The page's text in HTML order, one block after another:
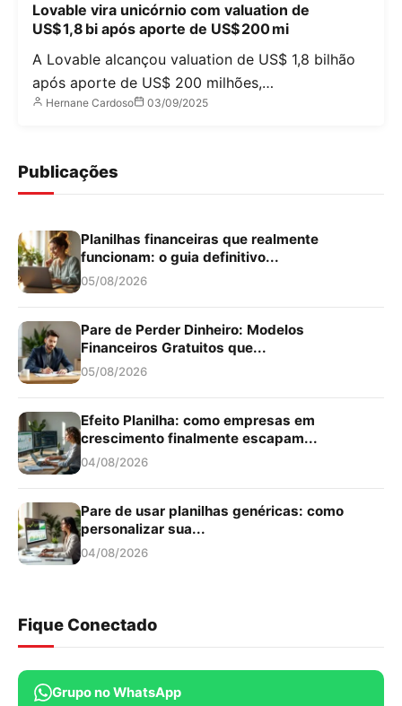
Lovable vira unicórnio com valuation de
US$ 1,8 bi após aporte de US$ 200 mi
A Lovable alcançou valuation de US$ 1,8 bilhão
após aporte de US$ 200 milhões,…
Hernane Cardoso 03/09/2025
Publicações
Planilhas financeiras que realmente
funcionam: o guia definitivo...
05/08/2026
Pare de Perder Dinheiro: Modelos
Financeiros Gratuitos que...
05/08/2026
Efeito Planilha: como empresas em
crescimento finalmente escapam...
04/08/2026
Pare de usar planilhas genéricas: como
personalizar sua...
04/08/2026
Fique Conectado
Grupo no WhatsApp